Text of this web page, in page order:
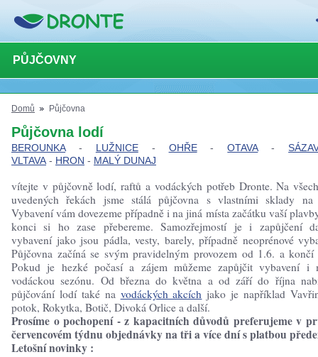
PŮJČOVNY
Domů Půjčovna
Půjčovna lodí
BEROUNKA- LUŽNICE- OHŘE-OTAVA-
VLTAVA - HRON - MALÝ DUNAJ
vítejte v půjčovně lodí, raftů a vodáckých potřeb Dronte. Na
uvedených řekách jsme stálá půjčovna s vlastními sklady na
Vybavení vám dovezeme případně i na jiná místa začátku vaší
konci si ho zase přebereme. Samozřejmostí je i zapůjčení
vybavení jako jsou pádla, vesty, barely, případně neoprénové
Půjčovna začíná se svým pravidelným provozem od 1.6. a končí
Pokud je hezké počasí a zájem můžeme zapůjčit vybavení i
vodáckou sezónu. Od března do května a od září do října
půjčování lodí také na vodáckých akcích jako je například
potok, Rokytka, Botič, Divoká Orlice a další.
Prosíme o pochopení - z kapacitních důvodů preferujeme v
červencovém týdnu objednávky na tři a více dní s platbou
Letošní novinky :